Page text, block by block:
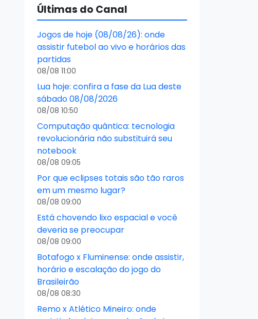
Últimas do Canal
Jogos de hoje (08/08/26): onde
assistir futebol ao vivo e horários das
partidas
08/08 11:00
Lua hoje: confira a fase da Lua deste
sábado 08/08/2026
08/08 10:50
Computação quântica: tecnologia
revolucionária não substituirá seu
notebook
08/08 09:05
Por que eclipses totais são tão raros
em um mesmo lugar?
08/08 09:00
Está chovendo lixo espacial e você
deveria se preocupar
08/08 09:00
Botafogo x Fluminense: onde assistir,
horário e escalação do jogo do
Brasileirão
08/08 08:30
Remo x Atlético Mineiro: onde